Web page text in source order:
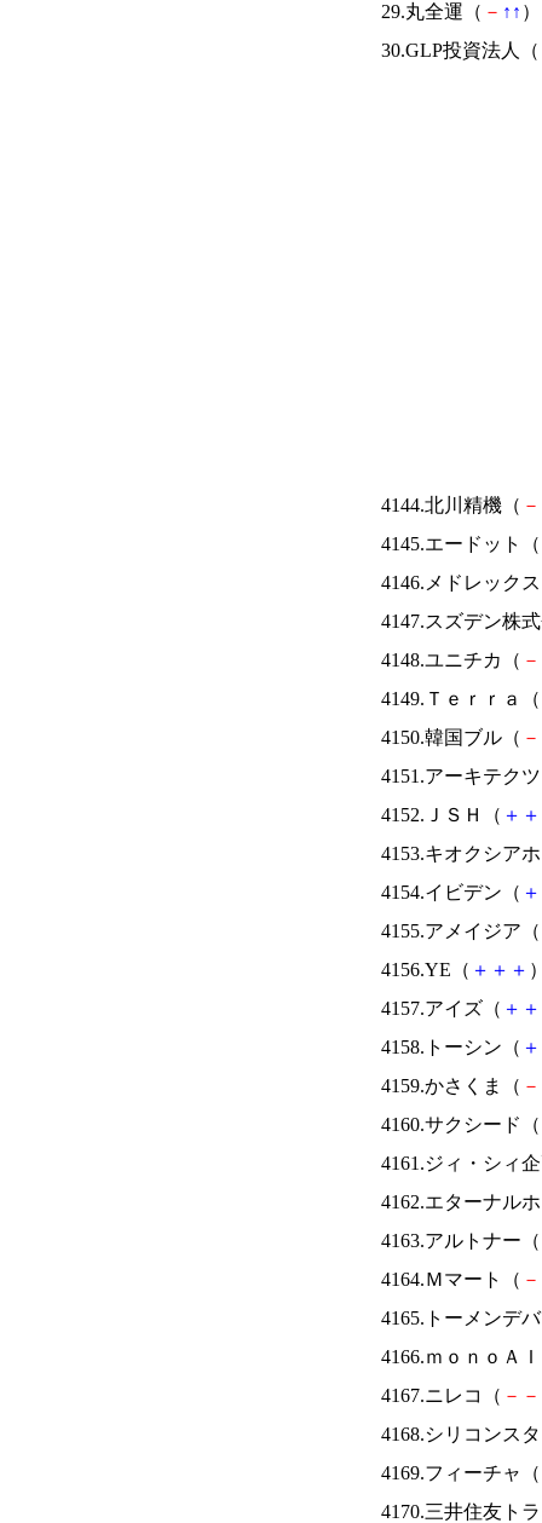
29.丸全運（ － ↑ ↑
30.GLP投資法人（
4144.北川精機（ －
4145.エードット（
4146.メドレック
4147.スズデン株
4148.ユニチカ（ －
4149.Ｔｅｒｒａ（
4150.韓国ブル（ －
4151.アーキテク
4152.ＪＳＨ（ ＋ ＋
4153.キオクシア
4154.イビデン（ ＋
4155.アメイジア（
4156.YE（ ＋ ＋ ＋
4157.アイズ（ ＋ ＋
4158.トーシン（ ＋
4159.かさくま（ －
4160.サクシード（
4161.ジィ・シィ
4162.エターナル
4163.アルトナー（
4164.Ｍマート（ －
4165.トーメンデ
4166.ｍｏｎｏＡ
4167.ニレコ（ － －
4168.シリコンス
4169.フィーチャ（
4170.三井住友ト